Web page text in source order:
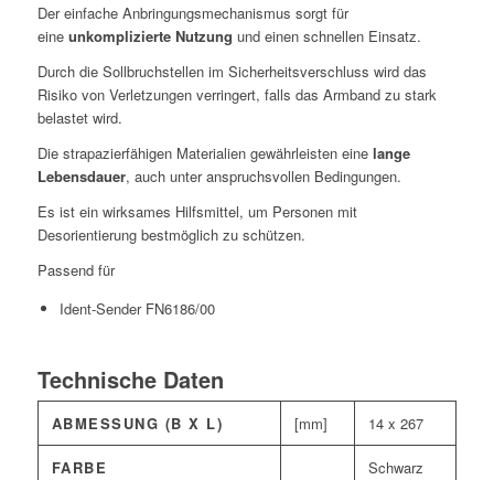
Der einfache Anbringungsmechanismus sorgt für
eine unkomplizierte Nutzung und einen schnellen Einsatz.
Durch die Sollbruchstellen im Sicherheitsverschluss wird das
Risiko von Verletzungen verringert, falls das Armband zu stark
belastet wird.
Die strapazierfähigen Materialien gewährleisten eine lange
Lebensdauer, auch unter anspruchsvollen Bedingungen.
Es ist ein wirksames Hilfsmittel, um Personen mit
Desorientierung bestmöglich zu schützen.
Passend für
Ident-Sender FN6186/00
Technische Daten
ABMESSUNG (B X L) [mm] 14 x 267
FARBE Schwarz